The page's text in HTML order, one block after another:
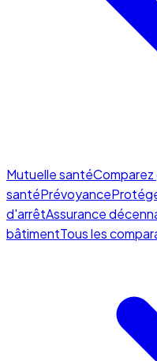
Mutuelle santé
santéPrévoyance
d'arrêtAssurance
bâtimentTous les